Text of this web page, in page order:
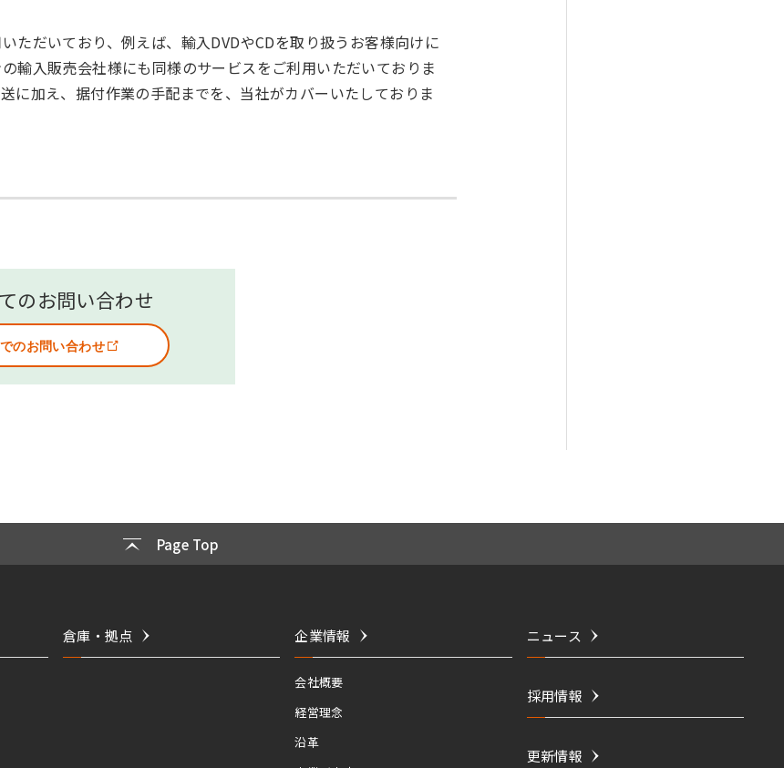
ただいており、例えば、輸入DVDやCDを取り扱うお客様向けに
輸入販売会社様にも同様のサービスをご利用いただいておりま
に加え、据付作業の手配までを、当社がカバーいたしておりま
のお問い合わせ
でのお問い合わせ
Page Top
倉庫・拠点 企業情報
会社概要
経営理念
沿革
ニュース
採用情報
更新情報